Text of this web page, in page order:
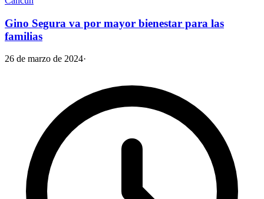
Gino Segura va por mayor bienestar para las
familias
26 de marzo de 2024·